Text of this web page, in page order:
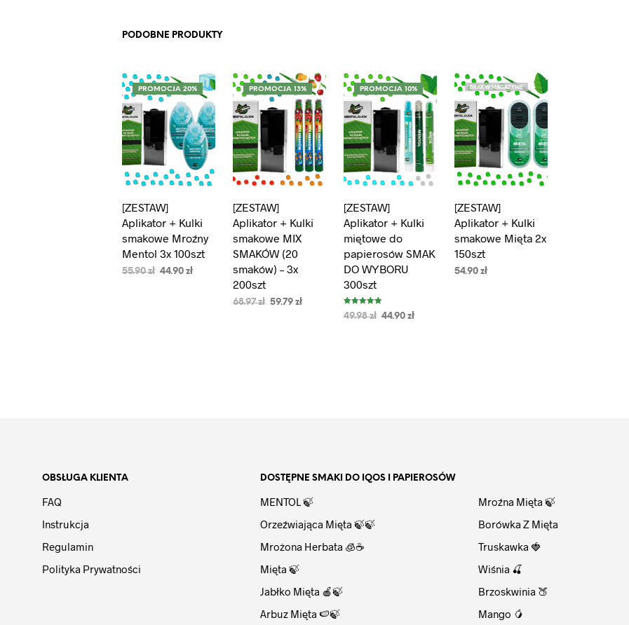
PODOBNE PRODUKTY
PROMOCJA 20%
[ZESTAW]
Aplikator + Kulki
smakowe Mroźny
Mentol 3x 100szt
55.90zł 44.90zł
PROMOCJA 13%
[ZESTAW]
Aplikator + Kulki
smakowe MIX
SMAKÓW (20
smaków) – 3x
200szt
68.97zł 59.79zł
PROMOCJA 10%
[ZESTAW]
Aplikator + Kulki
miętowe do
papierosów SMAK
DO WYBORU
300szt
Oceniono
5.00
49.98zł 44.90zł
BRAK W MAGAZYNIE
[ZESTAW]
Aplikator + Kulki
smakowe Mięta 2x
150szt
54.90zł
OBSŁUGA KLIENTA
FAQ
Instrukcja
Regulamin
Polityka Prywatności
DOSTĘPNE SMAKI DO IQOS I PAPIEROSÓW
MENTOL 🍃
Orzeźwiająca Mięta 🍃🍃
Mrożona Herbata 🧊☕
Mięta 🍃
Jabłko Mięta 🍎🍃
Arbuz Mięta 🍉🍃
Mroźna Mięta 🍃
Borówka Z Mięta
Truskawka 🍓
Wiśnia 🍒
Brzoskwinia 🍑
Mango 🥭